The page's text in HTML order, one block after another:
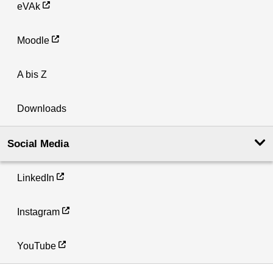
eVAk
Moodle
A bis Z
Downloads
Social Media
LinkedIn
Instagram
YouTube